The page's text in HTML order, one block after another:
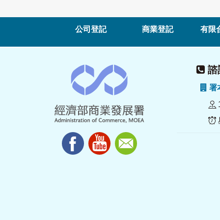
公司登記 商業登記 有限
諮